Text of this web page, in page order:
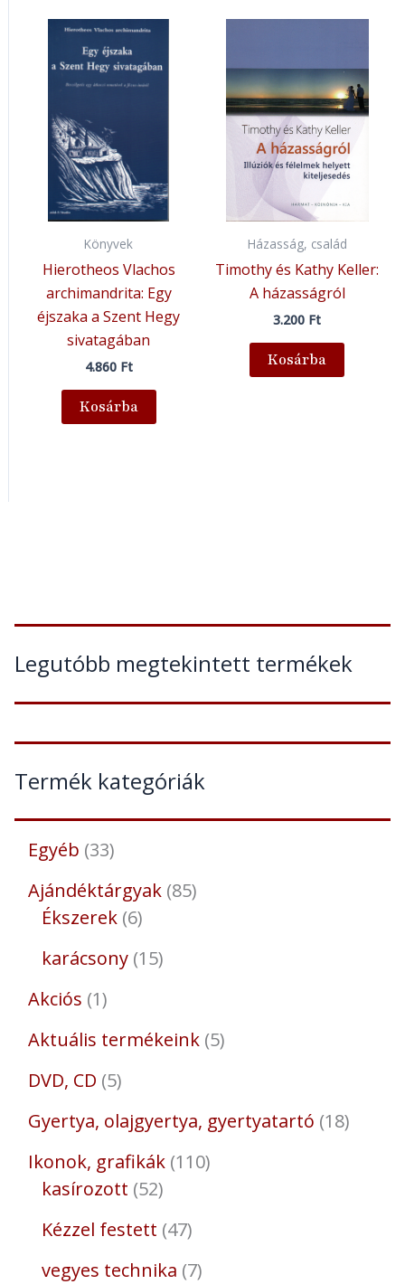
Legutóbb megtekintett termékek
Termék kategóriák
Egyéb 33
Ajándéktárgyak 85
Ékszerek 6
karácsony 15
Akciós 1
Aktuális termékeink 5
DVD, CD 5
Gyertya, olajgyertya, gyertyatartó 18
Ikonok, grafikák 110
kasírozott 52
Kézzel festett 47
vegyes technika 7
Könyvek
Hierotheos Vlachos
archimandrita: Egy
éjszaka a Szent Hegy
sivatagában
4.860 Ft
Kosárba
Házasság, család
Timothy és Kathy Keller:
A házasságról
3.200 Ft
Kosárba